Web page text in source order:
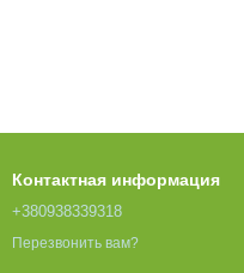
Контактная информация
+380938339318
Перезвонить вам?